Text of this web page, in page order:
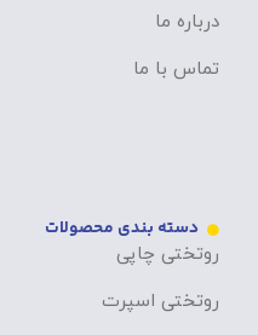
درباره ما
تماس با ما
دسته بندی محصولات
روتختی چاپی
روتختی اسپرت